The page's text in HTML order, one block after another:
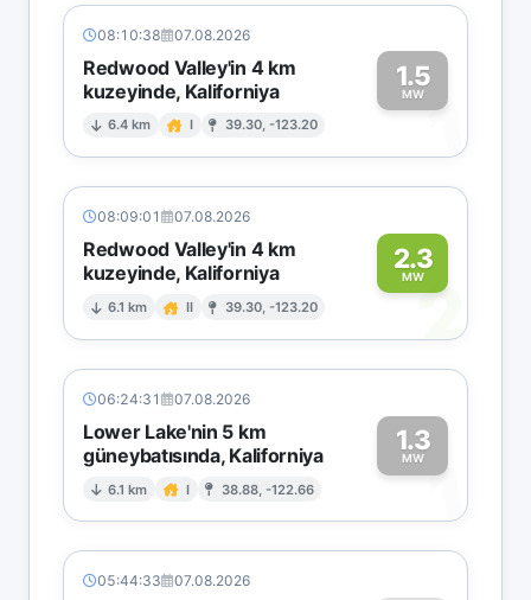
08:10:38 07.08.2026
Redwood Valley'in 4 km
kuzeyinde, Kaliforniya
6.4 km I 39.30, -123.20
1.5
MW1
08:09:01 07.08.2026
Redwood Valley'in 4 km
kuzeyinde, Kaliforniya
6.1 km II 39.30, -123.20
2.3
MW2
06:24:31 07.08.2026
Lower Lake'nin 5 km
güneybatısında, Kaliforniya
6.1 km I 38.88, -122.66
1.3
MW1
05:44:33 07.08.2026